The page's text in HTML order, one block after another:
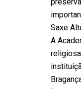
Saxe
A